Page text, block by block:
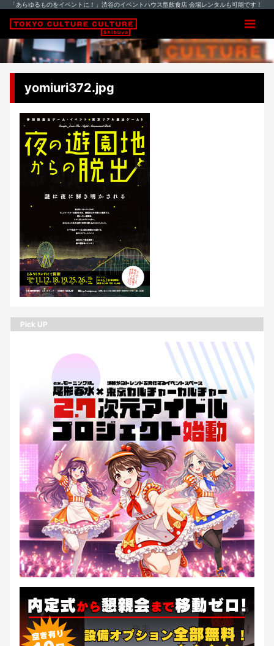
「あらゆるものをイベントに！」渋谷のイベントハウス型飲食店 会場レンタルも可能です！
yomiuri372.jpg
Pick UP